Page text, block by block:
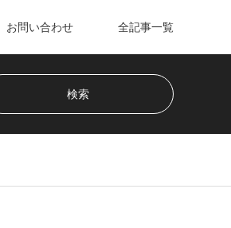
お問い合わせ 全記事一覧